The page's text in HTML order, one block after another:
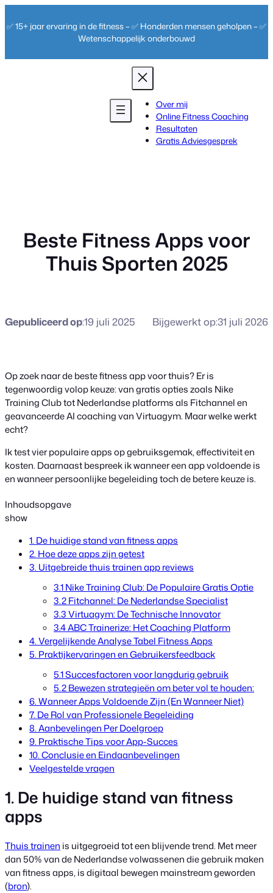
naar
✅ 15+ jaar ervaring in de fitness – ✅ Honderden mensen geholpen – ✅
Wetenschappelijk onderbouwd
Over mij
Online Fitness Coaching
Resultaten
Gratis Adviesgesprek
Beste Fitness Apps voor
Thuis Sporten 2025
Gepubliceerd op:19 juli 2025 Bijgewerkt op:31 juli 2026
Op zoek naar de beste fitness app voor thuis? Er is
tegenwoordig volop keuze: van gratis opties zoals Nike
Training Club tot Nederlandse platforms als Fitchannel en
geavanceerde AI coaching van Virtuagym. Maar welke werkt
echt?
Ik test vier populaire apps op gebruiksgemak, effectiviteit en
kosten. Daarnaast bespreek ik wanneer een app voldoende is
en wanneer persoonlijke begeleiding toch de betere keuze is.
Inhoudsopgave
show
1. De huidige stand van fitness apps
2. Hoe deze apps zijn getest
3. Uitgebreide thuis trainen app reviews
3.1 Nike Training Club: De Populaire Gratis Optie
3.2 Fitchannel: De Nederlandse Specialist
3.3 Virtuagym: De Technische Innovator
3.4 ABC Trainerize: Het Coaching Platform
4. Vergelijkende Analyse Tabel Fitness Apps
5. Praktijkervaringen en Gebruikersfeedback
5.1 Succesfactoren voor langdurig gebruik
5.2 Bewezen strategieën om beter vol te houden:
6. Wanneer Apps Voldoende Zijn (En Wanneer Niet)
7. De Rol van Professionele Begeleiding
8. Aanbevelingen Per Doelgroep
9. Praktische Tips voor App-Succes
10. Conclusie en Eindaanbevelingen
Veelgestelde vragen
1. De huidige stand van fitness
apps
Thuis trainen is uitgegroeid tot een blijvende trend. Met meer
dan 50% van de Nederlandse volwassenen die gebruik maken
van fitness apps, is digitaal bewegen mainstream geworden
(bron).